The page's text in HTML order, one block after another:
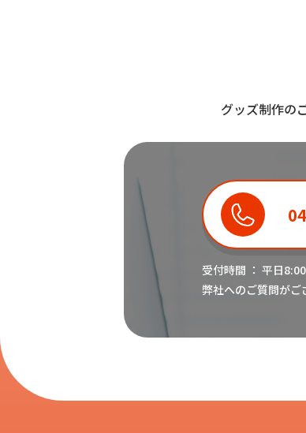
グッズ制作の
受付時間 ： 平日
弊社へのご質問がご